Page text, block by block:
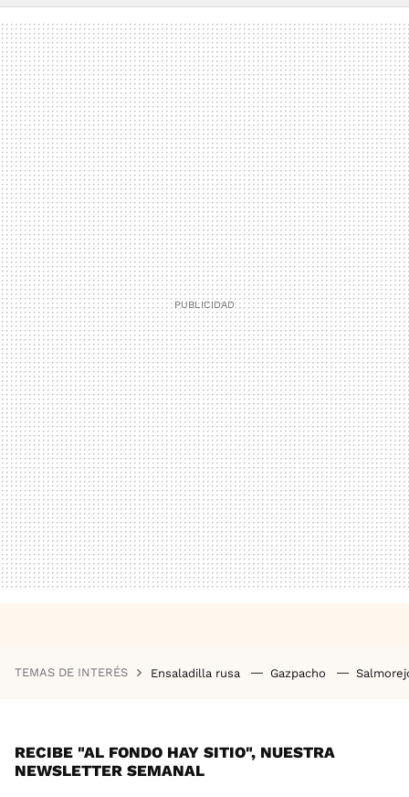
FACEBOOK
TWITTERFLIPBOARD
E-
MAIL
WHATSAPP
TEMAS DE INTERÉS Ensaladilla rusa Gazpacho
RECIBE "AL FONDO HAY SITIO", NUESTRA
NEWSLETTER SEMANAL